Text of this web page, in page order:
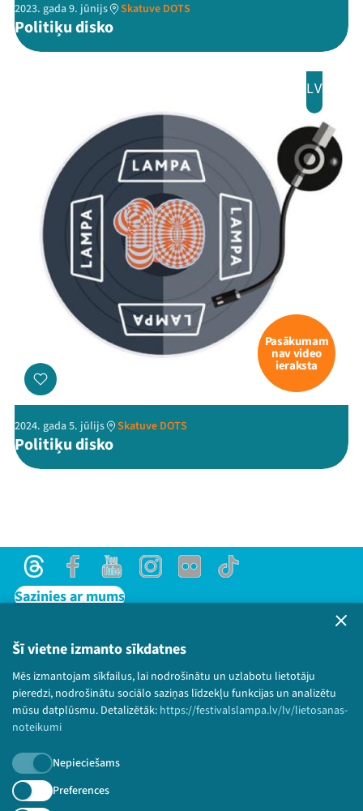
Šī vietne izmanto sīkdatnes
Mēs izmantojam sīkfailus, lai nodrošinātu un uzlabotu lietotāju
pieredzi, nodrošinātu sociālo saziņas līdzekļu funkcijas un analizētu
mūsu datplūsmu. Detalizētāk: https://festivalslampa.lv/lv/lietosanas-
noteikumi
Nepieciešams
Preferences
2023. gada 9. jūnijs Skatuve DOTS
Politiķu disko
LV
Pasākumam
nav video
ieraksta
2024. gada 5. jūlijs Skatuve DOTS
Politiķu disko
ThreadsFacebookYoutubeInstagram
Flick TikTok
Sazinies ar mums
Lietošanas noteikumi un sīkdatņu politika
Bērnu aizsardzības politika
© 2026 Sarunu festivāls LAMPA Visas tiesības
paturētas.
Piesakies jaunumiem!